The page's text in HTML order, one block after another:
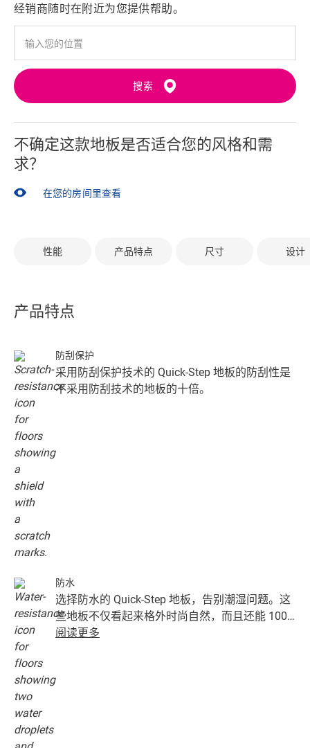
经销商随时在附近为您提供帮助。
搜索
不确定这款地板是否适合您的风格和需
求？
在您的房间里查看
性能 产品特点 尺寸 设计
产品特点
防刮保护
采用防刮保护技术的 Quick-Step 地板的防刮性是
不采用防刮技术的地板的十倍。
防水
选择防水的 Quick-Step 地板，告别潮湿问题。这
些地板不仅看起来格外时尚自然，而且还能 100%
抵御表面湿气，让清洁工作变得前所未有的轻
阅读更多